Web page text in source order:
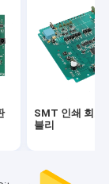
SMT 인쇄 회로
블리